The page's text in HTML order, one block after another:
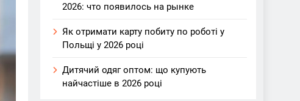
2026: что появилось на рынке
Як отримати карту побиту по роботі у
Польщі у 2026 році
Дитячий одяг оптом: що купують
найчастіше в 2026 році